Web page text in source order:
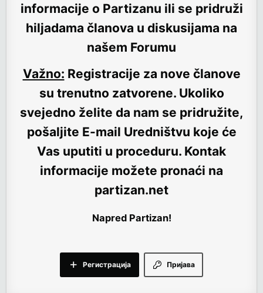
informacije o Partizanu ili se pridruži
hiljadama članova u diskusijama na
našem Forumu
Važno: Registracije za nove članove
su trenutno zatvorene. Ukoliko
svejedno želite da nam se pridružite,
pošaljite E-mail Uredništvu koje će
Vas uputiti u proceduru. Kontak
informacije možete pronaći na
partizan.net
Napred Partizan!
Пријава
Регистрација